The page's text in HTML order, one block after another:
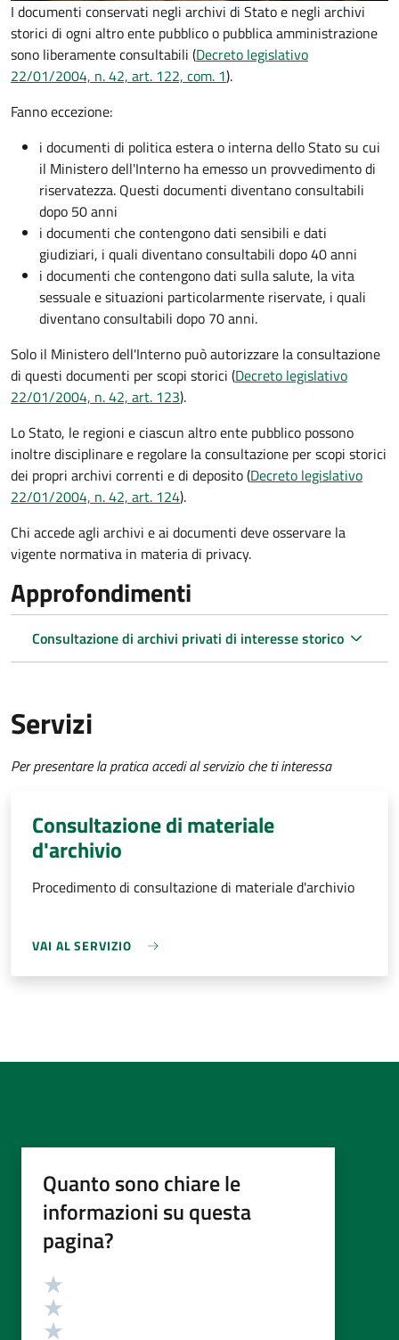
I documenti conservati negli archivi di Stato e negli archivi
storici di ogni altro ente pubblico o pubblica amministrazione
sono liberamente consultabili (Decreto legislativo
22/01/2004, n. 42, art. 122, com. 1).
Fanno eccezione:
i documenti di politica estera o interna dello Stato su cui
il Ministero dell'Interno ha emesso un provvedimento di
riservatezza. Questi documenti diventano consultabili
dopo 50 anni
i documenti che contengono dati sensibili e dati
giudiziari, i quali diventano consultabili dopo 40 anni
i documenti che contengono dati sulla salute, la vita
sessuale e situazioni particolarmente riservate, i quali
diventano consultabili dopo 70 anni.
Solo il Ministero dell'Interno può autorizzare la consultazione
di questi documenti per scopi storici (Decreto legislativo
22/01/2004, n. 42, art. 123).
Lo Stato, le regioni e ciascun altro ente pubblico possono
inoltre disciplinare e regolare la consultazione per scopi storici
dei propri archivi correnti e di deposito (Decreto legislativo
22/01/2004, n. 42, art. 124).
Chi accede agli archivi e ai documenti deve osservare la
vigente normativa in materia di privacy.
Approfondimenti
Consultazione di archivi privati di interesse storico
Servizi
Per presentare la pratica accedi al servizio che ti interessa
Consultazione di materiale
d'archivio
Procedimento di consultazione di materiale d'archivio
VAI AL SERVIZIO
Quanto sono chiare le
informazioni su questa
pagina?
Valutazione